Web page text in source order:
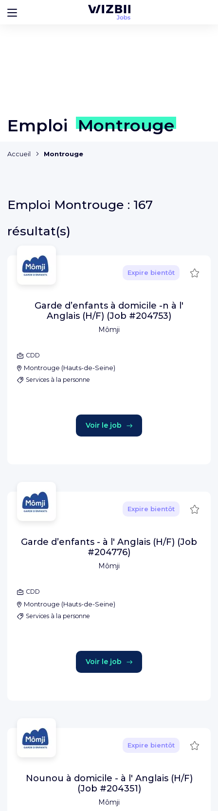
Emploi Montrouge
Accueil Montrouge
Emploi Montrouge : 167
résultat(s)
Mômji
Expire bientôt
Garde d’enfants à domicile -n à l'
Anglais (H/F) (Job #204753)
CDD
Montrouge (Hauts-de-Seine)
Services à la personne
Voir le job
Mômji
Expire bientôt
Garde d’enfants - à l' Anglais (H/F) (Job
#204776)
CDD
Montrouge (Hauts-de-Seine)
Services à la personne
Voir le job
Mômji
Expire bientôt
Nounou à domicile - à l' Anglais (H/F)
(Job #204351)